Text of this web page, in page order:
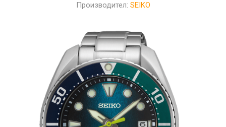
Производител: SEIKO